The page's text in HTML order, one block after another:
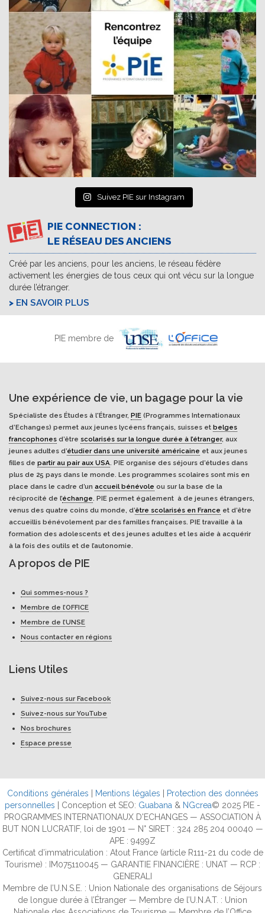
Suivez PIE sur Instagram
PIE CONNECTION :
LE RÉSEAU DES ANCIENS
Créé par les anciens, pour les anciens, le réseau fédère
activement les énergies de tous ceux qui ont vécu sur la longue
durée l’étranger.
EN SAVOIR PLUS
PIE membre de
Une expérience de vie, un bagage pour la vie
Spécialiste des Études à l'Étranger, PIE (Programmes Internationaux
d’Echanges) permet aux jeunes lycéens français, suisses et belges
francophones d’être scolarisés sur la longue durée à l’étranger, aux
jeunes adultes d’étudier dans une université américaine et aux jeunes
filles de partir au pair aux USA. PIE organise des séjours d’études dans
plus de 25 pays dans le monde. Les programmes scolaires sont mis en
place dans le cadre d’un accueil bénévole ou sur la base de la
réciprocité de l’échange. PIE permet également à de jeunes étrangers,
venus des quatre coins du monde, d’être scolarisés en France et d’être
accueillis bénévolement par des familles françaises. PIE travaille à la
formation des adolescents et des jeunes adultes et les aide à acquérir
à la fois des outils et de l’autonomie.
A propos de PIE
Qui sommes-nous ?
Membre de l’OFFICE
Membre de l’UNSE
Nous contacter en régions
Liens Utiles
Suivez-nous sur Facebook
Suivez-nous sur YouTube
Nos brochures
Espace presse
Conditions générales Mentions légales
Protection des données
personnelles | Conception et SEO: Guabana & NGcrea© 2025 PIE -
PROGRAMMES INTERNATIONAUX D'ECHANGES — ASSOCIATION À
BUT NON LUCRATIF, loi de 1901 — N° SIRET : 324 285 204 00040 —
APE : 9499Z
Certificat d’immatriculation : Atout France (article R111-21 du code de
Tourisme) : IM075110045 — GARANTIE FINANCIÈRE : UNAT — RCP :
GENERALI
Membre de l’U.N.S.E. : Union Nationale des organisations de Séjours
de longue durée à l’Étranger — Membre de l’U.N.A.T. : Union